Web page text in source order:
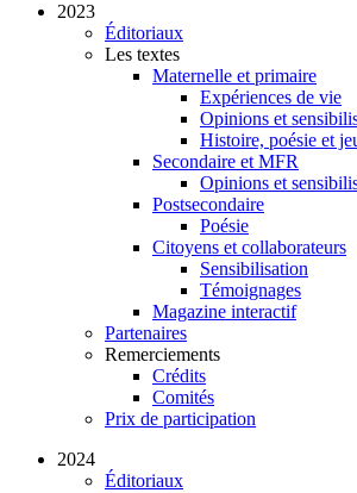
2023
Éditoriaux
Les textes
Maternelle et primaire
Expériences de vie
Opinions et
Histoire, poésie et
Secondaire et MFR
Opinions et
Postsecondaire
Poésie
Citoyens et collaborateurs
Sensibilisation
Témoignages
Magazine interactif
Partenaires
Remerciements
Crédits
Comités
Prix de participation
2024
Éditoriaux